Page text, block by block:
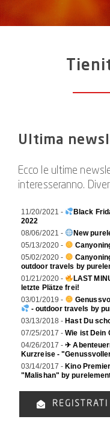
Ultima
Ecco le ultime
interesseranno.
11/20/2021 -
Black
2022
08/06/2021 -
New
05/13/2020 -
05/02/2020 -
outdoor travels by
01/21/2020 -
LAST
letzte Plätze frei!
03/01/2019 -
- outdoor travels by
03/13/2018 -Hast Du
07/25/2017 -Wie ist Dein
04/26/2017 -✈
Kurzreise -
03/14/2017 -Kino
"Malishan" by
REGISTRATI